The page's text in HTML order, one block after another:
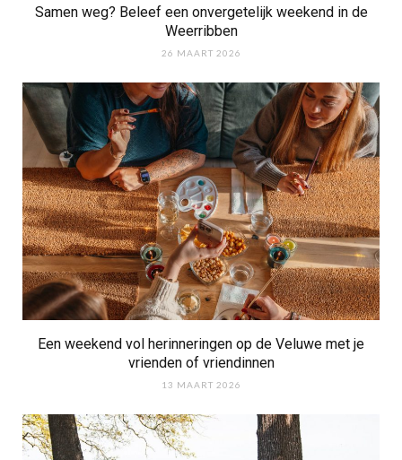
Samen weg? Beleef een onvergetelijk weekend in de
Weerribben
26 MAART 2026
Een weekend vol herinneringen op de Veluwe met je
vrienden of vriendinnen
13 MAART 2026